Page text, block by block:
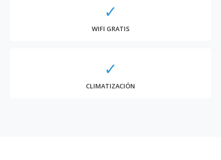
✓
WIFI GRATIS
✓
CLIMATIZACIÓN